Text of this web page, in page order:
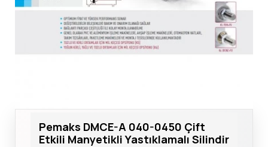
Pemaks DMCE-A 040-0450 Çift
Etkili Manyetikli Yastıklamalı Silindir